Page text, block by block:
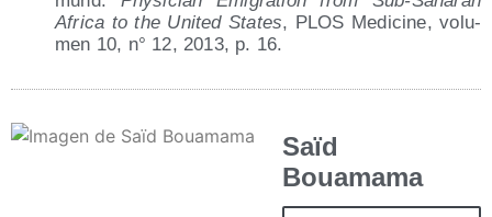
Afri­ca to the Uni­ted Sta­tes, PLOS Medi­ci­ne, volu­
men 10, n° 12, 2013, p. 16.
Saïd
Bouamama